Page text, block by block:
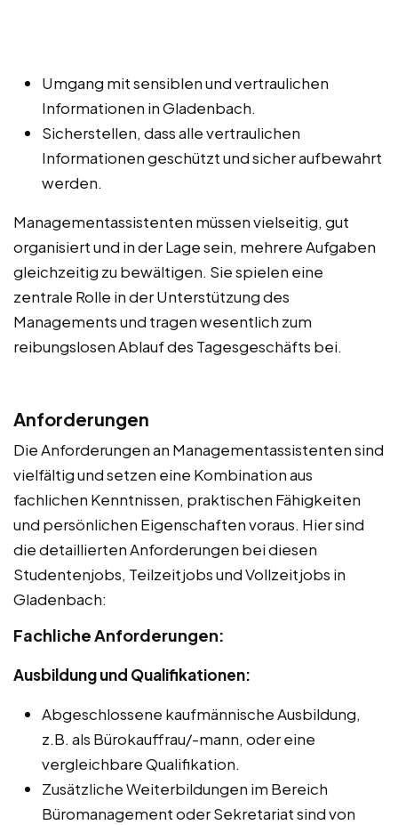
Umgang mit sensiblen und vertraulichen
Informationen in Gladenbach.
Sicherstellen, dass alle vertraulichen
Informationen geschützt und sicher aufbewahrt
werden.
Managementassistenten müssen vielseitig, gut
organisiert und in der Lage sein, mehrere Aufgaben
gleichzeitig zu bewältigen. Sie spielen eine
zentrale Rolle in der Unterstützung des
Managements und tragen wesentlich zum
reibungslosen Ablauf des Tagesgeschäfts bei.
Anforderungen
Die Anforderungen an Managementassistenten sind
vielfältig und setzen eine Kombination aus
fachlichen Kenntnissen, praktischen Fähigkeiten
und persönlichen Eigenschaften voraus. Hier sind
die detaillierten Anforderungen bei diesen
Studentenjobs, Teilzeitjobs und Vollzeitjobs in
Gladenbach:
Fachliche Anforderungen:
Ausbildung und Qualifikationen:
Abgeschlossene kaufmännische Ausbildung,
z.B. als Bürokauffrau/-mann, oder eine
vergleichbare Qualifikation.
Zusätzliche Weiterbildungen im Bereich
Büromanagement oder Sekretariat sind von